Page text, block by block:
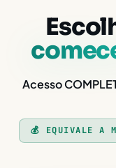
Acesso
💰 EQUIVALE A